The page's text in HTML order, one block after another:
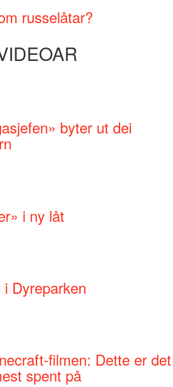
russelåtar?
byter ut dei
i ny låt
Dyreparken
filmen: Dette er det
spent på